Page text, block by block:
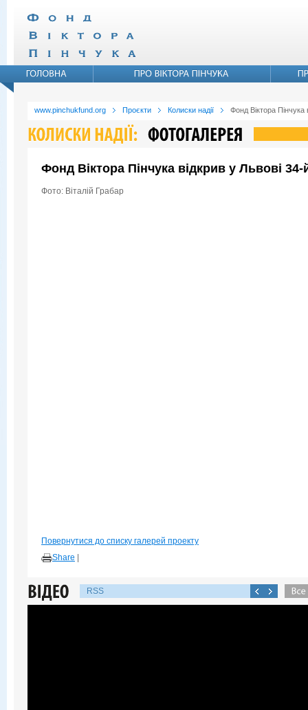
www.pinchukfund.org Проєкти Колиски надії Фонд Віктора
Фонд Віктора Пінчука відкрив у Львові
Фото: Віталій Грабар
Повернутися до списку галерей проекту
Share
RSS